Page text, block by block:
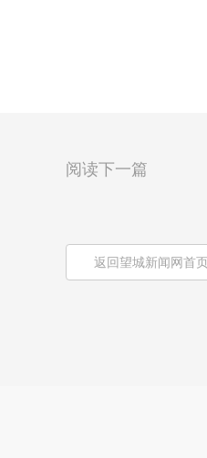
阅读下一篇
返回望城新闻网首页